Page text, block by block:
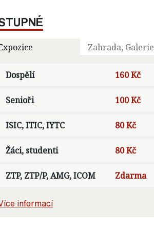
Zahrada, Galerie
Dospělí 160 Kč
Senioři 100 Kč
ISIC, ITIC, IYTC 80 Kč
Žáci, studenti 80 Kč
ZTP, ZTP/P, AMG, ICOM Zdarma
informací